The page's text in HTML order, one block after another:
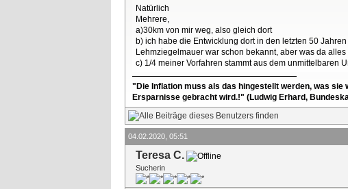
Natürlich
Mehrere,
a)30km von mir weg, also gleich dort
b) ich habe die Entwicklung dort in den letzten 50
Lehmziegelmauer war schon bekannt, aber was da
c) 1/4 meiner Vorfahren stammt aus dem unmittelbaren
"Die Inflation muss als das hingestellt werden, was
Ersparnisse gebracht wird.!" (Ludwig Erhard,
04.02.2020, 05:51
Teresa C.
Sucherin